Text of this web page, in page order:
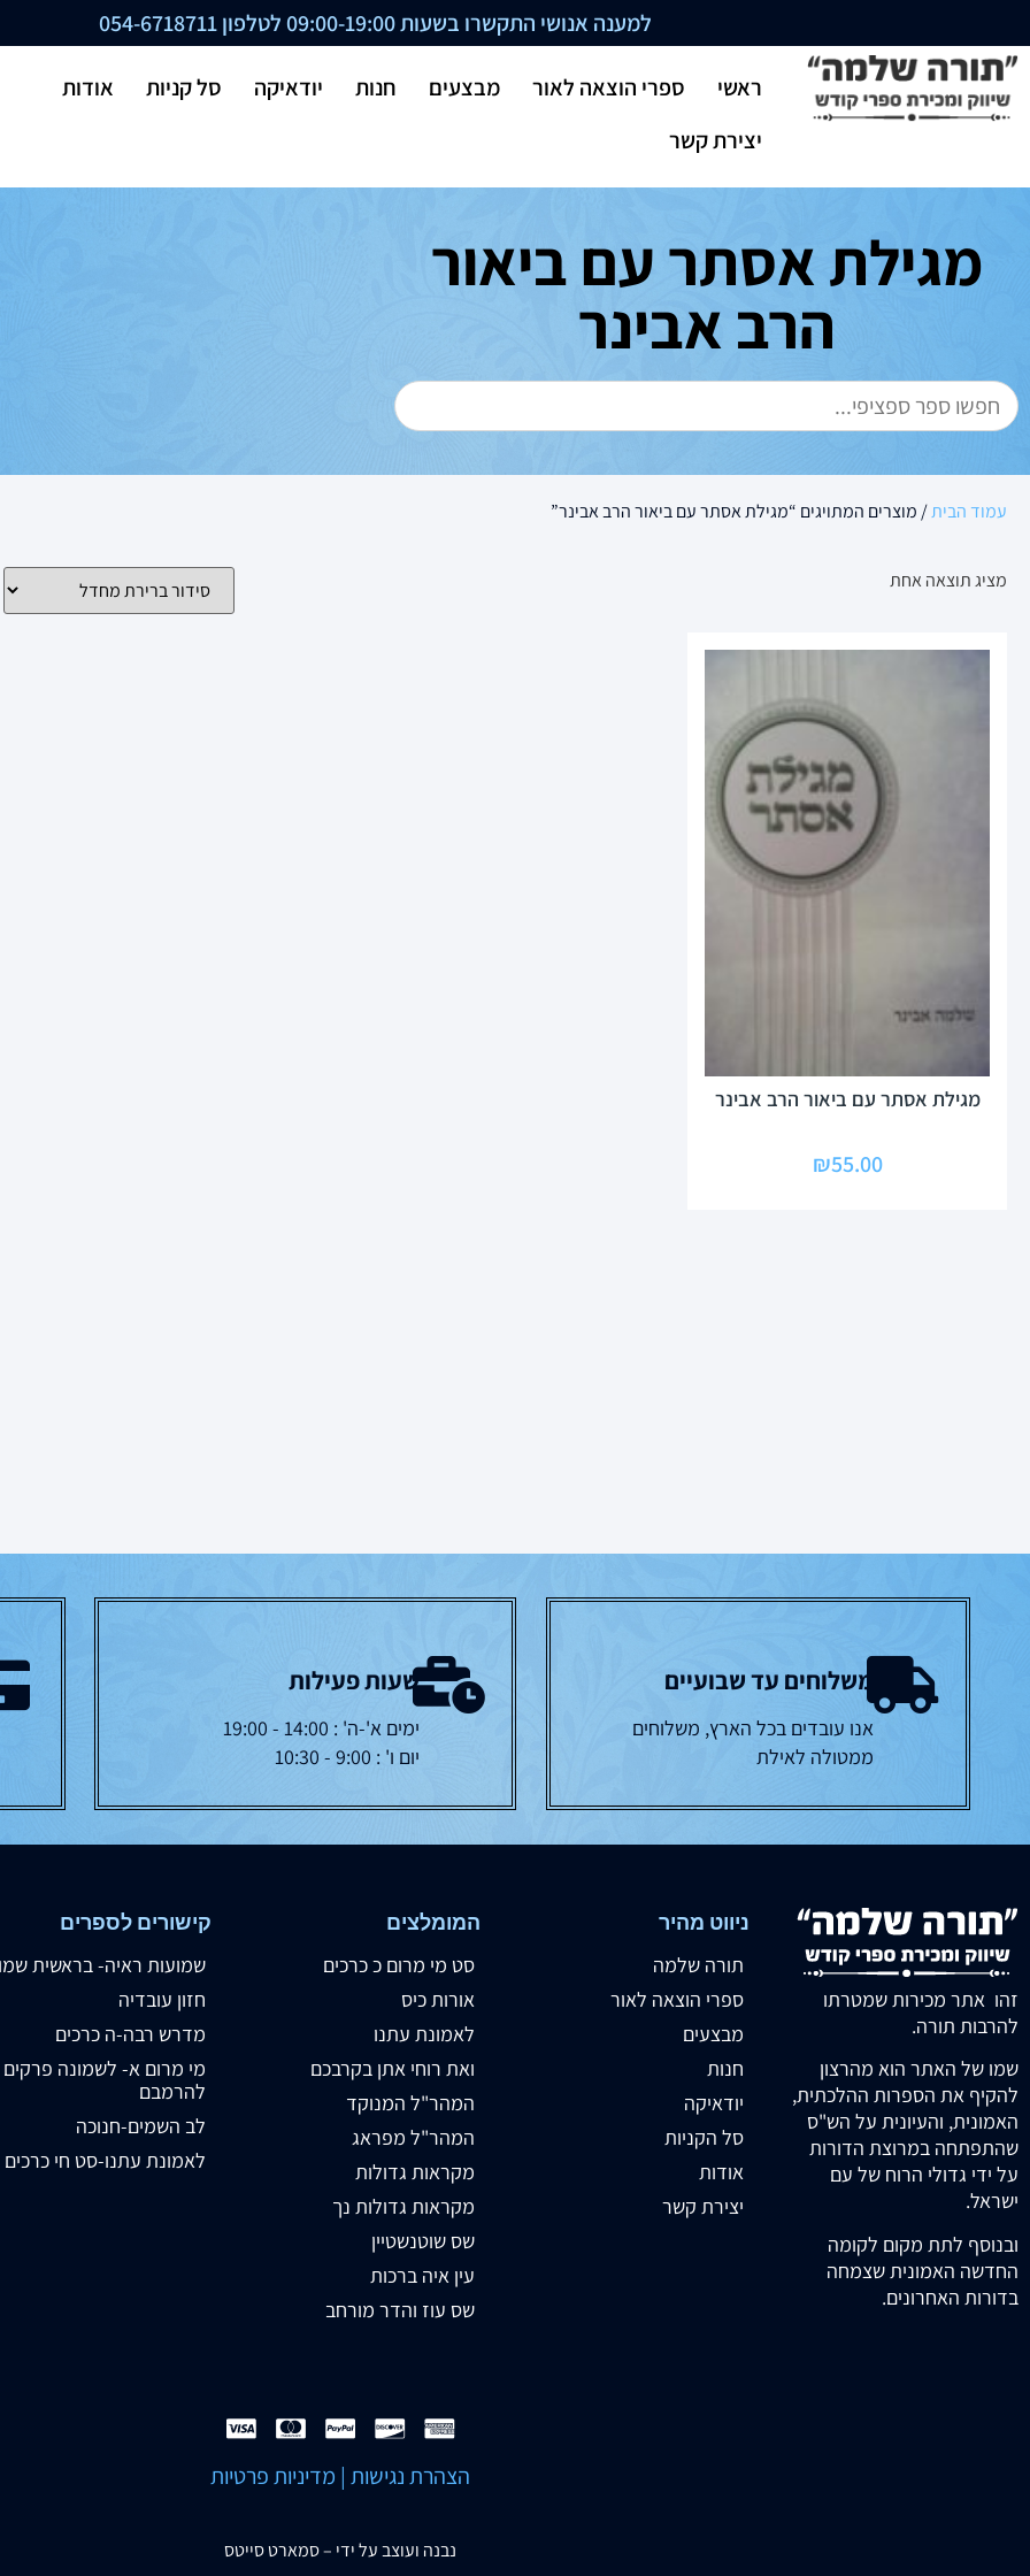
למענה אנושי התקשרו בשעות 09:00-19:00 לטלפון 054-6718711
ראשי ספרי הוצאה לאור מבצעים חנות יודאיקה סל קניות
אודות
יצירת קשר
מגילת אסתר עם ביאור
הרב אבינר
עמוד הבית/ מוצרים המתויגים “מגילת אסתר עם ביאור הרב אבינר”
מציג תוצאה אחת
מגילת אסתר עם ביאור הרב אבינר
₪55.00
משלוחים עד שבועיים
אנו עובדים בכל הארץ, משלוחים
ממטולה לאילת
שעות פעילות
ימים א'-ה' : 14:00 - 19:00
יום ו' : 9:00 - 10:30
זהו אתר מכירות שמטרתו
להרבות תורה.
שמו של האתר הוא מהרצון
להקיף את הספרות ההלכתית,
האמונית, והעיונית על הש"ס
שהתפתחה במרוצת הדורות
על ידי גדולי הרוח של עם
ישראל.
ובנוסף לתת מקום לקומה
החדשה האמונית שצמחה
בדורות האחרונים.
ניווט מהיר
תורה שלמה
ספרי הוצאה לאור
מבצעים
חנות
יודאיקה
סל הקניות
אודות
יצירת קשר
המומלצים
סט מי מרום כ כרכים
אורות כיס
לאמונת עתנו
ואת רוחי אתן בקרבכם
המהר"ל המנוקד
המהר"ל מפראג
מקראות גדולות
מקראות גדולות נך
שס שוטנשטיין
עין איה ברכות
שס עוז והדר מורחב
קישורים לספרים
שמועות ראיה- בראשית
חזון עובדיה
מדרש רבה-ה כרכים
מי מרום א- לשמונה פרקים
להרמבם
לב השמים-חנוכה
לאמונת עתנו-סט חי כרכים
הצהרת נגישות | מדיניות פרטיות
נבנה ועוצב על ידי –סמארט סייטס